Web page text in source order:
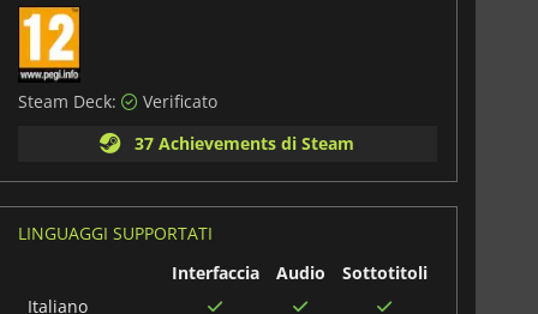
Steam Deck:
Verificato
37 Achievements di Steam
LINGUAGGI SUPPORTATI
Interfaccia
Audio
Sottotitoli
Italiano